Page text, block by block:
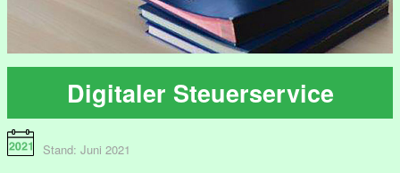
Digitaler Steuerservice
Stand: Juni 2021